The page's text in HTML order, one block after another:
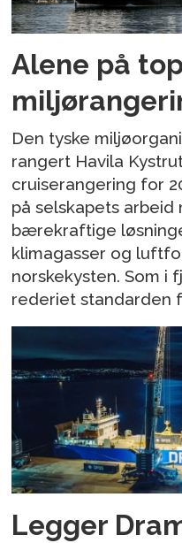
Alene på
Den tyske
rangert Havila
cruiserangering for
på selskapets
bærekraftige
klimagasser og
norskekysten. Som i
rederiet standarden
Legger